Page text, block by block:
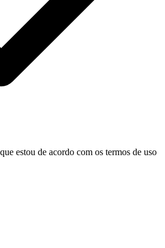
estou de acordo com os termos de uso